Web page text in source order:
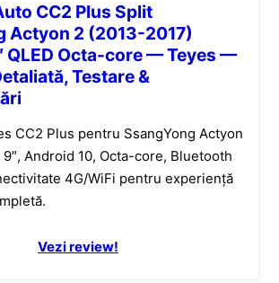
CC2 Plus Split
Actyon 2 (2013-2017)
QLED Octa-core — Teyes —
Testare &
CC2 Plus pentru SsangYong Actyon
9″, Android 10, Octa-core, Bluetooth
4G/WiFi pentru experiență
Vezi review!